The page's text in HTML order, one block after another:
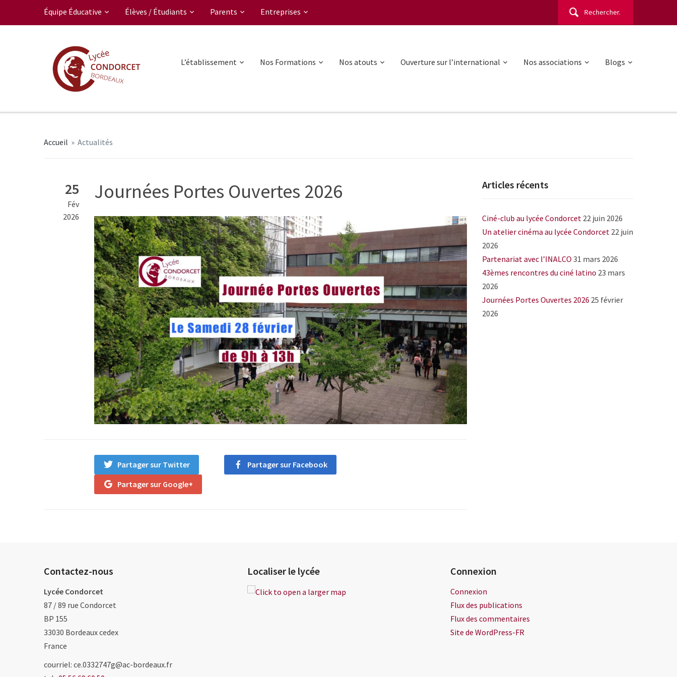
Rechercher :
Équipe Éducative Élèves / Étudiants Parents Entreprises
L’établissement Nos Formations Nos atouts Ouverture sur l’international Nos associations Blogs
Accueil » Actualités
25
Fév
2026
Journées Portes Ouvertes 2026
Partager sur Twitter
Partager sur Facebook
Partager sur Google+
Articles récents
Ciné-club au lycée Condorcet 22 juin 2026
Un atelier cinéma au lycée Condorcet 22 juin
2026
Partenariat avec l’INALCO 31 mars 2026
43èmes rencontres du ciné latino 23 mars
2026
Journées Portes Ouvertes 2026 25 février
2026
Contactez-nous
Lycée Condorcet
87 / 89 rue Condorcet
BP 155
33030 Bordeaux cedex
France
courriel: ce.0332747g@ac-bordeaux.fr
Localiser le lycée Connexion
Connexion
Flux des publications
Flux des commentaires
Site de WordPress-FR